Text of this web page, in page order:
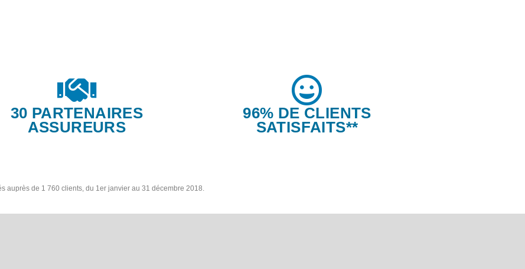
30 PARTENAIRES
ASSUREURS
96% DE CLIENTS
SATISFAITS**
auprès de 1 760 clients, du 1er janvier au 31 décembre 2018.